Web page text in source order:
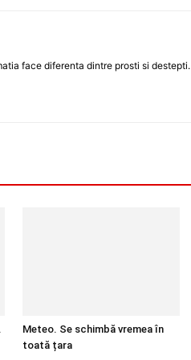
face diferenta dintre prosti si destepti.
Meteo. Se schimbă vremea în
toată țara